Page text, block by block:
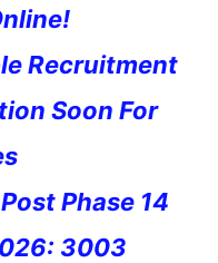
Recruitment
Soon For
Phase 14
3003